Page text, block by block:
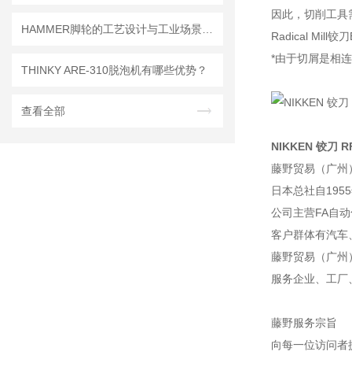
THINKY ARE-310脱泡机有哪些优势？
查看全部
因此，切削工
Radical Mill铰
*由于切屑是相
NIKKEN 铰刀
藤野贸易（广州
日本总社自
公司主营FA自
客户群体有汽车
藤野贸易（广州
服务企业、工
藤野服务宗旨
向每一位访问